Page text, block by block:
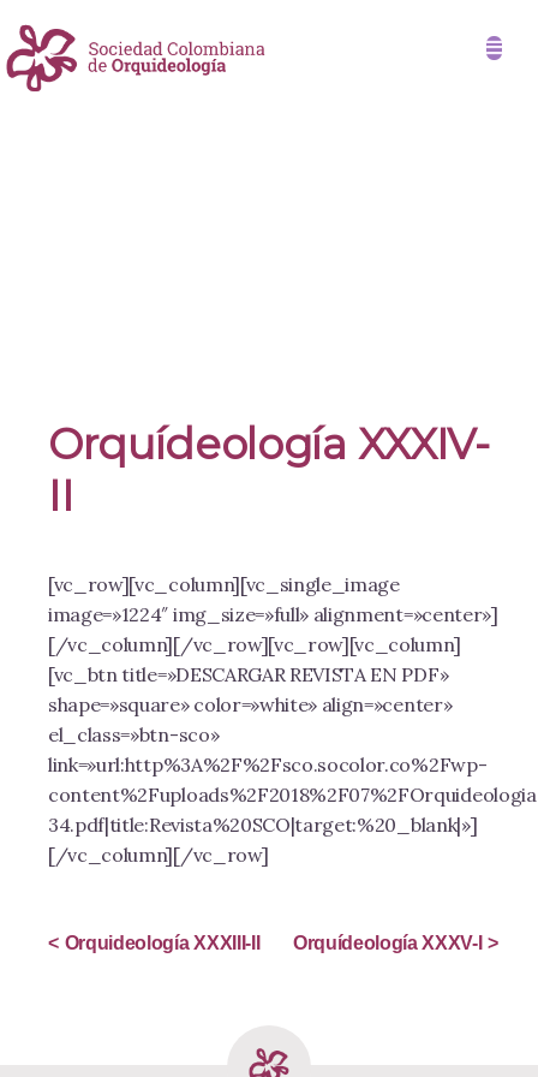
Orquídeología XXXIV-
II
[vc_row][vc_column][vc_single_image
image=»1224″ img_size=»full» alignment=»center»]
[/vc_column][/vc_row][vc_row][vc_column]
[vc_btn title=»DESCARGAR REVISTA EN PDF»
shape=»square» color=»white» align=»center»
el_class=»btn-sco»
link=»url:http%3A%2F%2Fsco.socolor.co%2Fwp-
34.pdf|title:Revista%20SCO|target:%20_blank|»]
[/vc_column][/vc_row]
Orquideología XXXIII-II Orquídeología XXXV-I